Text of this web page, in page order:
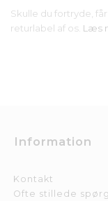
Skulle du fortryde,
returlabel af os. Læs
Information
Kontakt
Ofte stillede